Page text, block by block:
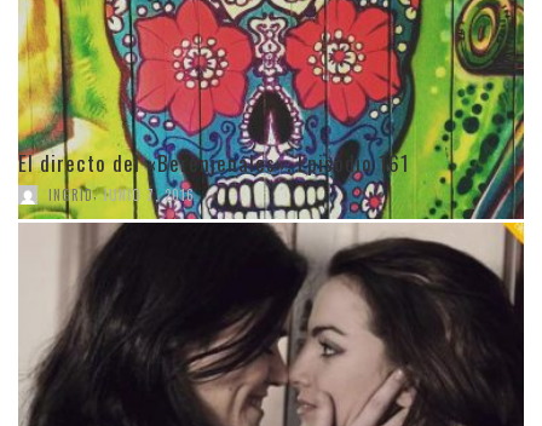
El directo del «Berenjenales». Episodio 161
INGRID, JUNIO 7, 2016